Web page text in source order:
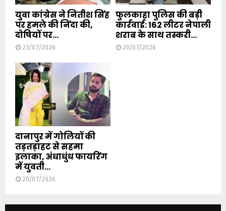
युवा कांग्रेस ने नितीश सिंह
पर हमले की निंदा की,
दोषियों पर...
23/07/2026
फुलकाहा पुलिस की बड़ी
कार्रवाई: 162 लीटर नेपाली
शराब के साथ तस्करी...
20/07/2026
दानापुर में गोलियों की
तड़तड़ाहट से सहमा
इलाका, अंधाधुंध फायरिंग
में युवती...
20/07/2026